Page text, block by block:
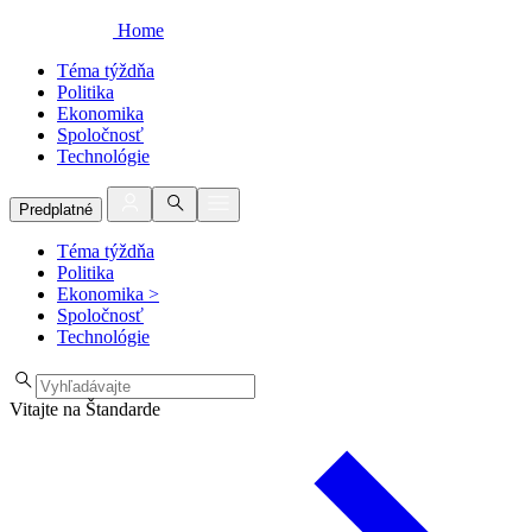
Home
Téma týždňa
Politika
Ekonomika
Spoločnosť
Technológie
Predplatné
Téma týždňa
Politika
Ekonomika >
Spoločnosť
Technológie
Vitajte na Štandarde